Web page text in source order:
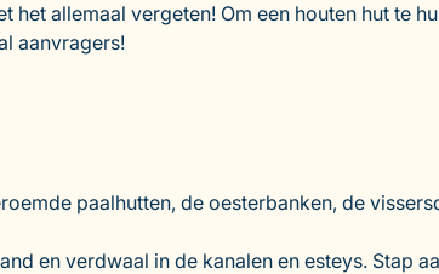
allemaal vergeten! Om een houten hut te
aanvragers!
paalhutten, de oesterbanken, de
en verdwaal in de kanalen en esteys. Stap